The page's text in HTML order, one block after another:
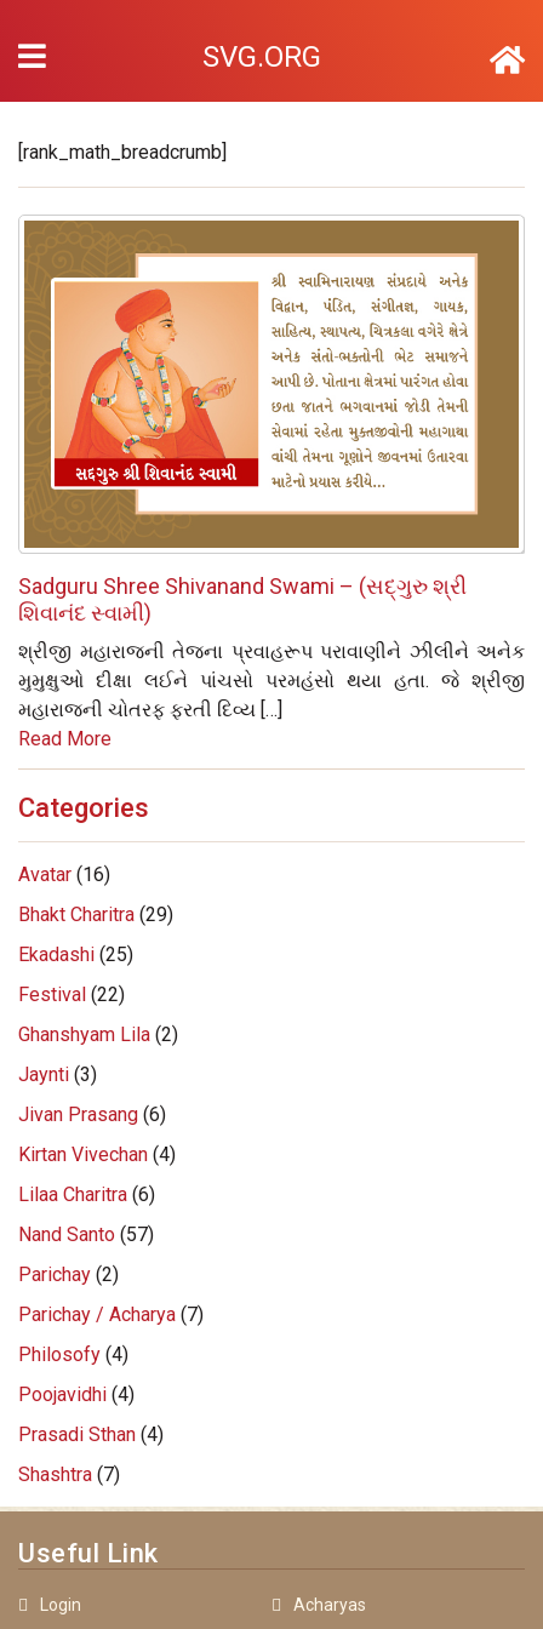
SVG.ORG
[rank_math_breadcrumb]
Sadguru Shree Shivanand Swami – (સદ્‌ગુરુ શ્રી
શિવાનંદ સ્વામી)
શ્રીજી મહારાજની તેજના પ્રવાહરૂપ પરાવાણીને ઝીલીને અનેક
મુમુક્ષુઓ દીક્ષા લઈને પાંચસો પરમહંસો થયા હતા. જે શ્રીજી
મહારાજની ચોતરફ ફરતી દિવ્ય […]
Read More
Categories
Avatar (16)
Bhakt Charitra (29)
Ekadashi (25)
Festival (22)
Ghanshyam Lila (2)
Jaynti (3)
Jivan Prasang (6)
Kirtan Vivechan (4)
Lilaa Charitra (6)
Nand Santo (57)
Parichay (2)
Parichay / Acharya (7)
Philosofy (4)
Poojavidhi (4)
Prasadi Sthan (4)
Shashtra (7)
Useful Link
Login
Acharyas